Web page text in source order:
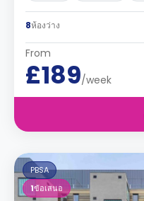
8ห้องว่าง
From
£189/week
PBSA
1ข้อเสนอ